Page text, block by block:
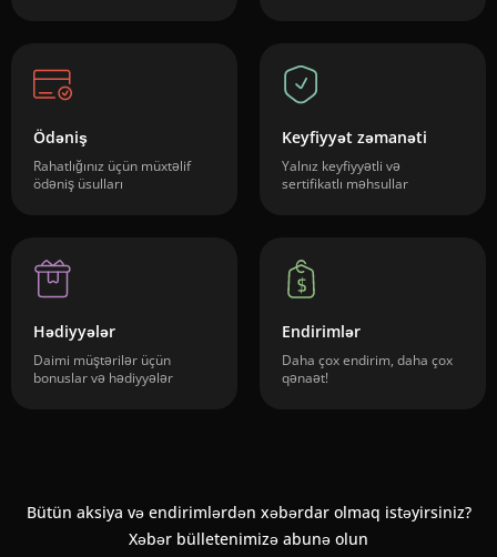
Ödəniş
Rahatlığınız üçün müxtəlif
ödəniş üsulları
Keyfiyyət zəmanəti
Yalnız keyfiyyətli və
sertifikatlı məhsullar
Hədiyyələr
Daimi müştərilər üçün
bonuslar və hədiyyələr
Endirimlər
Daha çox endirim, daha çox
qənaət!
Bütün aksiya və endirimlərdən xəbərdar olmaq istəyirsiniz?
Xəbər bülletenimizə abunə olun